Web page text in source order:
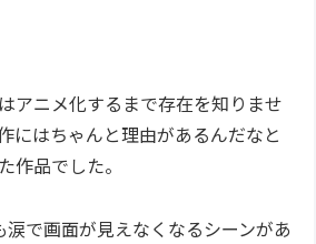
アニメ化するまで存在を知りませ
にはちゃんと理由があるんだなと
作品でした。
で画面が見えなくなるシーンがあ